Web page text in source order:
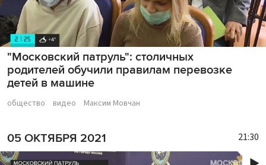
"Московский патруль": столичных
родителей обучили правилам перевозке
детей в машине
общество видео Максим Мовчан
05 ОКТЯБРЯ 2021 21:30